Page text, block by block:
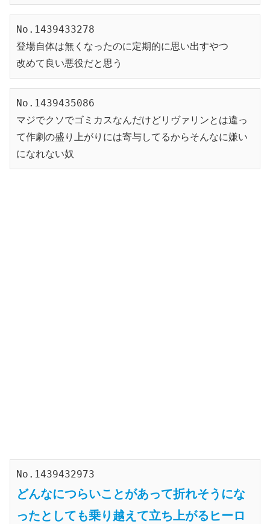
No.1439433278
登場自体は無くなったのに定期的に思い出すやつ
改めて良い悪役だと思う
No.1439435086
マジでクソでゴミカスなんだけどリヴァリンとは違っ
て作劇の盛り上がりには寄与してるからそんなに嫌い
になれない奴
No.1439432973
どんなにつらいことがあって折れそうにな
ったとしても乗り越えて立ち上がるヒーロ